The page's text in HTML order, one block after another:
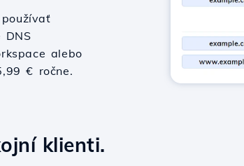
DNS
alebo
€ ročne.
klienti.